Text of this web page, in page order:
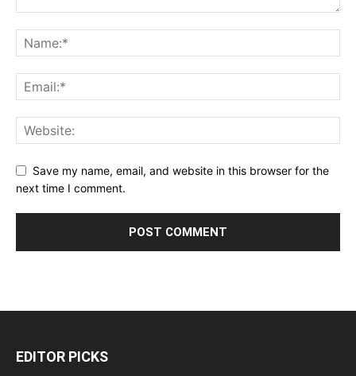
Save my name, email, and website in this browser for the
next time I comment.
EDITOR PICKS